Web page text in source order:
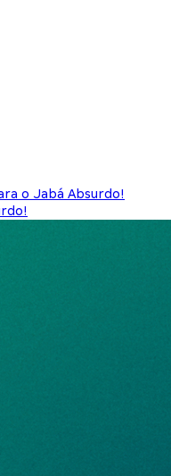
o Jabá Absurdo!